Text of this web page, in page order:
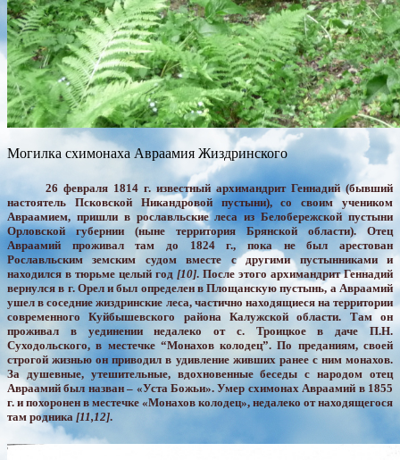
Могилка схимонаха Авраамия Жиздринского
26 февраля 1814 г. известный архимандрит Геннадий (бывший
настоятель Псковской Никандровой пустыни), со своим учеником
Авраамием, пришли в рославльские леса из Белобережской пустыни
Орловской губернии (ныне территория Брянской области). Отец
Авраамий проживал там до 1824 г., пока не был арестован
Рославльским земским судом вместе с другими пустынниками и
находился в тюрьме целый год [10]. После этого архимандрит Геннадий
вернулся в г. Орел и был определен в Площанскую пустынь, а Авраамий
ушел в соседние жиздринские леса, частично находящиеся на территории
современного Куйбышевского района Калужской области. Там он
проживал в уединении недалеко от с. Троицкое в даче П.Н.
Суходольского, в местечке “Монахов колодец”. По преданиям, своей
строгой жизнью он приводил в удивление живших ранее с ним монахов.
За душевные, утешительные, вдохновенные беседы с народом отец
Авраамий был назван – «Уста Божьи». Умер схимонах Авраамий в 1855
г. и похоронен в местечке «Монахов колодец», недалеко от находящегося
там родника [11,12].